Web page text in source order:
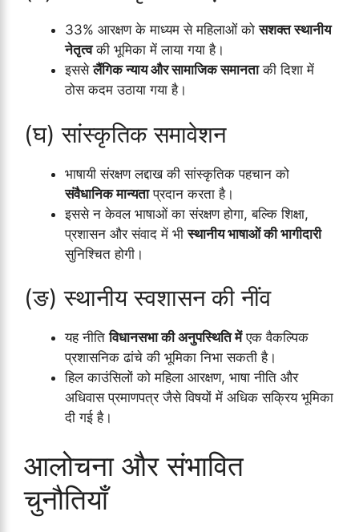
33% आरक्षण के माध्यम से महिलाओं कोसशक्त स्थानीय
नेतृत्वकी भूमिका में लाया गया है।
इससेलैंगिक न्याय और सामाजिक समानताकी दिशा में
ठोस कदम उठाया गया है।
(घ) सांस्कृतिक समावेशन
भाषायी संरक्षण लद्दाख की सांस्कृतिक पहचान को
संवैधानिक मान्यताप्रदान करता है।
इससे न केवल भाषाओं का संरक्षण होगा, बल्कि शिक्षा,
प्रशासन और संवाद में भीस्थानीय भाषाओं की भागीदारी
सुनिश्चित होगी।
(ङ) स्थानीय स्वशासन की नींव
यह नीतिविधानसभा की अनुपस्थिति मेंएक वैकल्पिक
प्रशासनिक ढांचे की भूमिका निभा सकती है।
हिल काउंसिलों को महिला आरक्षण, भाषा नीति और
अधिवास प्रमाणपत्र जैसे विषयों में अधिक सक्रिय भूमिका
दी गई है।
आलोचना और संभावित
चुनौतियाँ